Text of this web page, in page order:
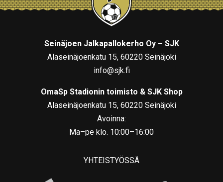
Seinäjoen Jalkapallokerho Oy – SJK
Alaseinäjoenkatu 15, 60220 Seinäjoki
info@sjk.fi
OmaSp Stadionin toimisto & SJK Shop
Alaseinäjoenkatu 15, 60220 Seinäjoki
Avoinna:
Ma–pe klo. 10:00–16:00
YHTEISTYÖSSÄ